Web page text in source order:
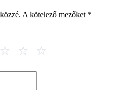
A kötelező mezőket *